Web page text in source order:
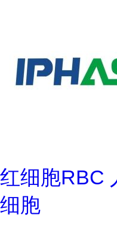
红细胞RBC
细胞